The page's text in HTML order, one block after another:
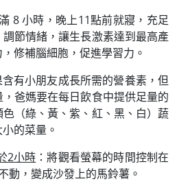
8 小時，晚上11點前就寢，充足
節情緒，讓生長激素達到最高產
修補腦細胞，促進學習力。
含有小朋友成長所需的營養素，但
爸媽要在每日飲食中提供足量的
（綠、黃、紫、紅、黑、白）蔬
的菜量。
2小時 ：將觀看螢幕的時間控制在
動，變成沙發上的馬鈴薯。